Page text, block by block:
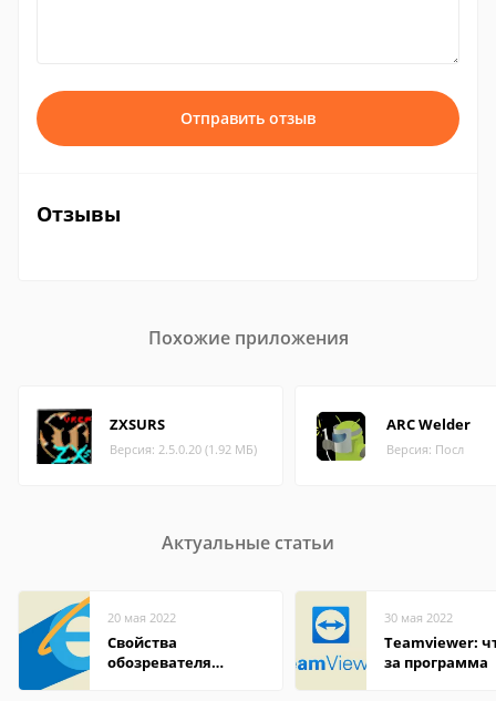
Отправить отзыв
Отзывы
Похожие приложения
ZXSURS
Версия: 2.5.0.20 (1.92 МБ)
ARC Welder
Версия: Посл
Актуальные статьи
20 мая 2022
Свойства
обозревателя
30 мая 2022
Teamviewer:
за программа